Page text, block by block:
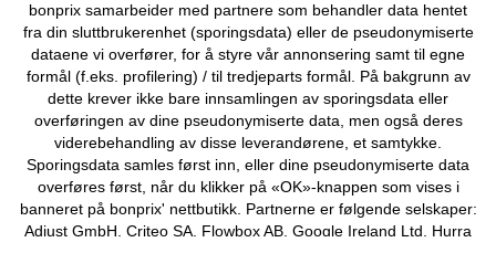
bonprix samarbeider med partnere som behandler data hentet
fra din sluttbrukerenhet (sporingsdata) eller de pseudonymiserte
dataene vi overfører, for å styre vår annonsering samt til egne
formål (f.eks. profilering) / til tredjeparts formål. På bakgrunn av
dette krever ikke bare innsamlingen av sporingsdata eller
overføringen av dine pseudonymiserte data, men også deres
viderebehandling av disse leverandørene, et samtykke.
Sporingsdata samles først inn, eller dine pseudonymiserte data
overføres først, når du klikker på «OK»-knappen som vises i
banneret på bonprix' nettbutikk. Partnerne er følgende selskaper:
Adjust GmbH, Criteo SA, Flowbox AB, Google Ireland Ltd, Hurra